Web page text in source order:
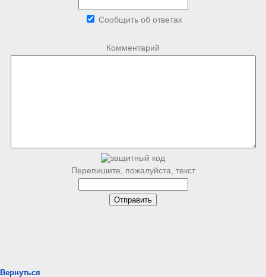
Сообщить об ответах
Комментарий
Перепишите, пожалуйста, текст
Вернуться